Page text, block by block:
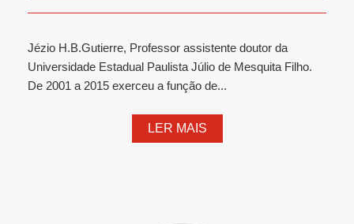
Jézio H.B.Gutierre, Professor assistente doutor da
Universidade Estadual Paulista Júlio de Mesquita Filho.
De 2001 a 2015 exerceu a função de...
LER MAIS